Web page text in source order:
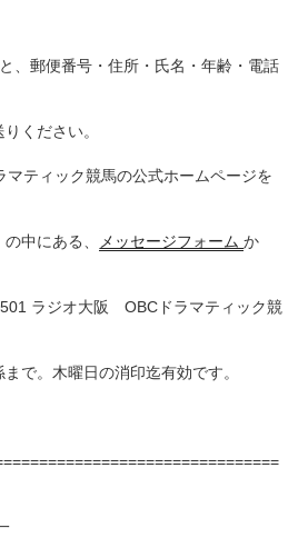
、郵便番号・住所・氏名・年齢・電話
ください。
マティック競馬の公式ホームページを
中にある、 メッセージフォームか
ラジオ大阪 OBCドラマティック競
まで。木曜日の消印迄有効です。